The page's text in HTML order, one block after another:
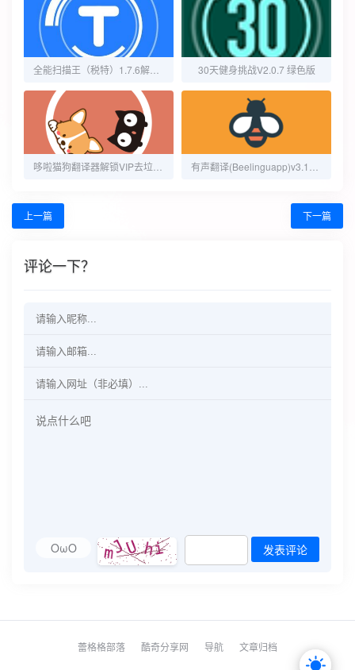
全能扫描王（税特）1.7.6解锁版｜PDF加密/签名+证件照｜1月5日实测可用 30天健身挑战V2.0.7 绿色版
哆啦猫狗翻译器解锁VIP去垃圾广告 有声翻译(Beelinguapp)v3.171解锁会员版
上一篇 下一篇
评论一下？
OωO 发表评论
蕾格格部落 酷奇分享网 导航 文章归档